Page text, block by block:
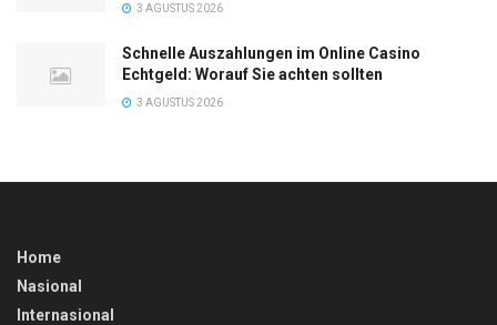
3 AGUSTUS 2026
Schnelle Auszahlungen im Online Casino
Echtgeld: Worauf Sie achten sollten
3 AGUSTUS 2026
Home
Nasional
Internasional